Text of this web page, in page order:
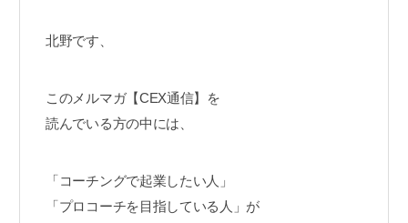
北野です、
このメルマガ【CEX通信】を
読んでいる方の中には、
「コーチングで起業したい人」
「プロコーチを目指している人」が